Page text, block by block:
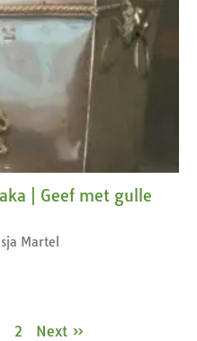
| Geef met gulle
Martel
2 Next »